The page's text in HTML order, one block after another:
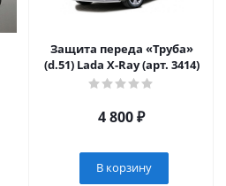
Защита переда «Труба»
(d.51) Lada X-Ray (арт. 3414)
4 800₽
В корзину